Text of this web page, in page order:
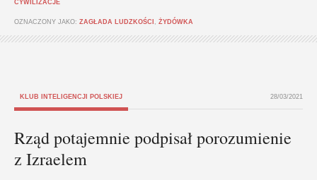
CYWILIZACJE
OZNACZONY JAKO: ZAGŁADA LUDZKOŚCI ŻYDÓWKA
KLUB INTELIGENCJI POLSKIEJ 28/03/2021
Rząd potajemnie podpisał porozumienie
z Izraelem